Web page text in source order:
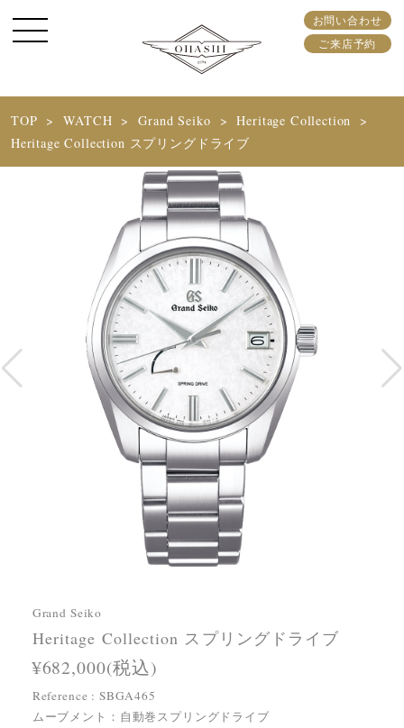
お問い合わせ
ご来店予約
TOP WATCH Grand Seiko
Heritage Collection
Heritage Collection スプリングドライブ
Grand Seiko
Heritage Collection スプリングドライブ
¥682,000(税込)
Reference : SBGA465
ムーブメント：自動巻スプリングドライブ